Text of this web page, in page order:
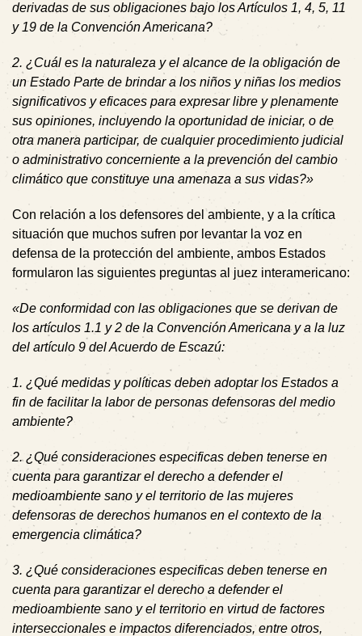
derivadas de sus obligaciones bajo los Artículos 1, 4, 5, 11
y 19 de la Convención Americana?
2. ¿Cuál es la naturaleza y el alcance de la obligación de
un Estado Parte de brindar a los niños y niñas los medios
significativos y eficaces para expresar libre y plenamente
sus opiniones, incluyendo la oportunidad de iniciar, o de
otra manera participar, de cualquier procedimiento judicial
o administrativo concerniente a la prevención del cambio
climático que constituye una amenaza a sus vidas?»
Con relación a los defensores del ambiente, y a la crítica
situación que muchos sufren por levantar la voz en
defensa de la protección del ambiente, ambos Estados
formularon las siguientes preguntas al juez interamericano:
«De conformidad con las obligaciones que se derivan de
los artículos 1.1 y 2 de la Convención Americana y a la luz
del artículo 9 del Acuerdo de Escazú:
1. ¿Qué medidas y políticas deben adoptar los Estados a
fin de facilitar la labor de personas defensoras del medio
ambiente?
2. ¿Qué consideraciones especificas deben tenerse en
cuenta para garantizar el derecho a defender el
medioambiente sano y el territorio de las mujeres
defensoras de derechos humanos en el contexto de la
emergencia climática?
3. ¿Qué consideraciones especificas deben tenerse en
cuenta para garantizar el derecho a defender el
medioambiente sano y el territorio en virtud de factores
interseccionales e impactos diferenciados, entre otros,